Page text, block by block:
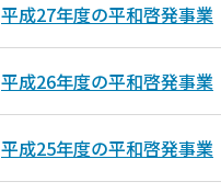
平成27年度の平和啓発事業
平成26年度の平和啓発事業
平成25年度の平和啓発事業